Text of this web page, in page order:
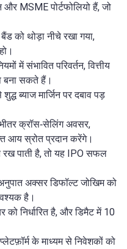
MSME पोर्टफोलियो हैं, जो
को थोड़ा नीचे रखा गया,
में संभावित परिवर्तन, वित्तीय
बना सकते हैं।
ब्याज मार्जिन पर दबाव पड़
क्रॉस‑सेलिंग अवसर,
आय स्रोत प्रदान करेंगे।
रख पाती है, तो यह IPO सफल
अक्सर डिफॉल्ट जोखिम को
है।
निर्धारित है, और डिमैट में 10
के माध्यम से निवेशकों को